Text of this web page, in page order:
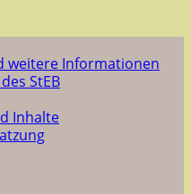
weitere Informationen
StEB
Inhalte